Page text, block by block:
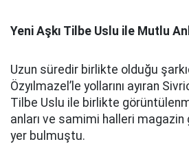
Yeni Aşkı Tilbe Uslu ile Mutlu
Uzun süredir birlikte olduğu
Özyılmazel’le yollarını ayıran
Tilbe Uslu ile birlikte
anları ve samimi halleri
yer bulmuştu.